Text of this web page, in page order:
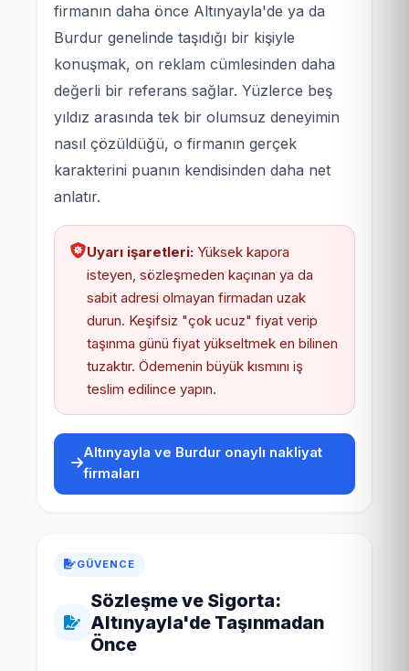
firmanın daha önce Altınyayla'de ya da
Burdur genelinde taşıdığı bir kişiyle
konuşmak, on reklam cümlesinden daha
değerli bir referans sağlar. Yüzlerce beş
yıldız arasında tek bir olumsuz deneyimin
nasıl çözüldüğü, o firmanın gerçek
karakterini puanın kendisinden daha net
anlatır.
Uyarı işaretleri: Yüksek kapora
isteyen, sözleşmeden kaçınan ya da
sabit adresi olmayan firmadan uzak
durun. Keşifsiz "çok ucuz" fiyat verip
taşınma günü fiyat yükseltmek en bilinen
tuzaktır. Ödemenin büyük kısmını iş
teslim edilince yapın.
Altınyayla ve Burdur onaylı nakliyat
firmaları
GÜVENCE
Sözleşme ve Sigorta:
Altınyayla'de Taşınmadan
Önce